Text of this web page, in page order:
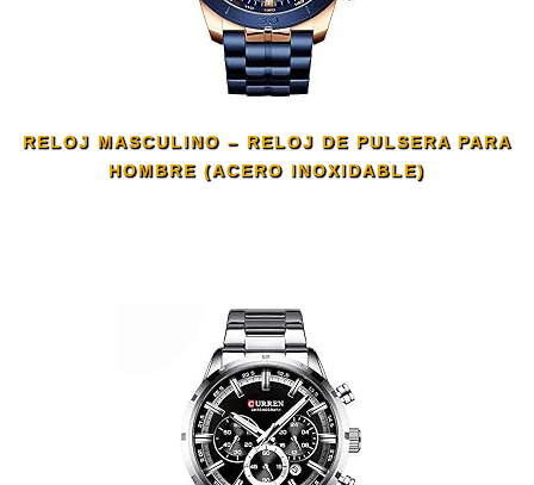
RELOJ MASCULINO – RELOJ DE PULSERA PARA
HOMBRE (ACERO INOXIDABLE)